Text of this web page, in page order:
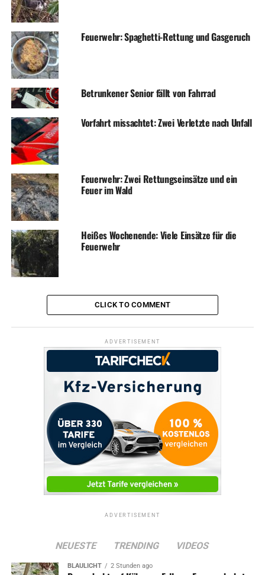
Feuerwehr: Spaghetti-Rettung und Gasgeruch
Betrunkener Senior fällt von Fahrrad
Vorfahrt missachtet: Zwei Verletzte nach Unfall
Feuerwehr: Zwei Rettungseinsätze und ein
Feuer im Wald
Heißes Wochenende: Viele Einsätze für die
Feuerwehr
CLICK TO COMMENT
ADVERTISEMENT
ADVERTISEMENT
NEUESTE TRENDING VIDEOS
BLAULICHT 2 Stunden ago